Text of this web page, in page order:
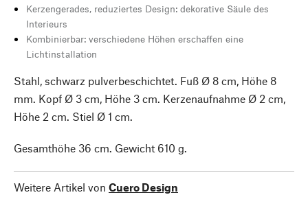
Kerzengerades, reduziertes Design: dekorative Säule des
Interieurs
Kombinierbar: verschiedene Höhen erschaffen eine
Lichtinstallation
Stahl, schwarz pulverbeschichtet. Fuß Ø 8 cm, Höhe 8
mm. Kopf Ø 3 cm, Höhe 3 cm. Kerzenaufnahme Ø 2 cm,
Höhe 2 cm. Stiel Ø 1 cm.
Gesamthöhe 36 cm. Gewicht 610 g.
Weitere Artikel von Cuero Design